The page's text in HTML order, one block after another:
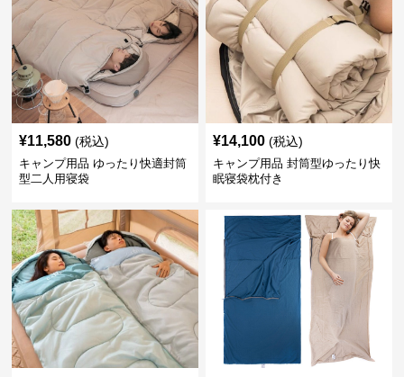
¥11,580 (税込)
キャンプ用品 ゆったり快適封筒
型二人用寝袋
¥14,100 (税込)
キャンプ用品 封筒型ゆったり快
眠寝袋枕付き